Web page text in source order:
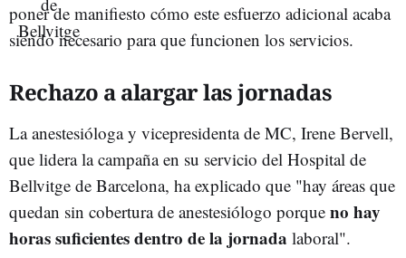
poner de manifiesto cómo este esfuerzo adicional acaba
siendo necesario para que funcionen los servicios.
Rechazo a alargar las jornadas
La anestesióloga y vicepresidenta de MC, Irene Bervell,
que lidera la campaña en su servicio del Hospital de
Bellvitge de Barcelona, ha explicado que "hay áreas que
quedan sin cobertura de anestesiólogo porque no hay
horas suficientes dentro de la jornada laboral".